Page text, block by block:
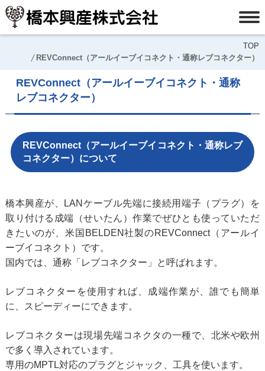
TOP
REVConnect（アールイーブイコネクト・通称レブコネクター）
REVConnect（アールイーブイコネクト・通称
レブコネクター）
REVConnect（アールイーブイコネクト・通称レブ
コネクター）について
橋本興産が、LANケーブル先端に接続用端子（プラグ）を
取り付ける成端（せいたん）作業でぜひとも使っていただ
きたいのが、米国BELDEN社製のREVConnect（アールイ
ーブイコネクト）です。
国内では、通称「レブコネクター」と呼ばれます。
レブコネクターを使用すれば、成端作業が、誰でも簡単
に、スピーディーにできます。
レブコネクターは現場先端コネクタの一種で、北米や欧州
で多く導入されています。
専用のMPTL対応のプラグとジャック、工具を使います。